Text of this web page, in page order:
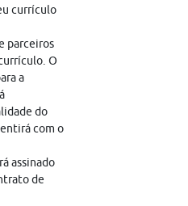
currículo
parceiros
O
a
do
com o
assinado
de